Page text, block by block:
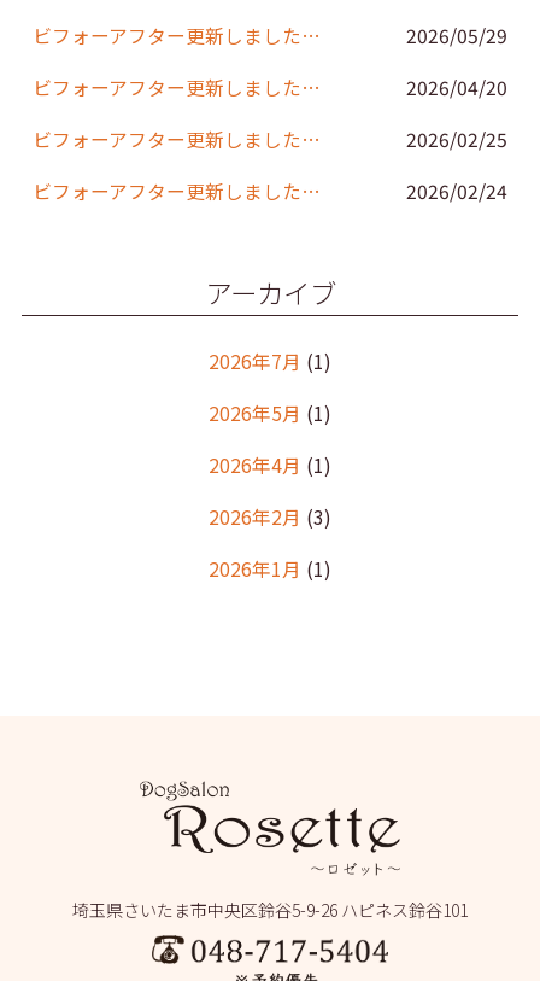
ビフォーアフター更新しました。(151)
2026/05/29
ビフォーアフター更新しました。(150)
2026/04/20
ビフォーアフター更新しました。(149)
2026/02/25
ビフォーアフター更新しました。(148)
2026/02/24
アーカイブ
2026年7月 (1)
2026年5月 (1)
2026年4月 (1)
2026年2月 (3)
2026年1月 (1)
2025年8月(2)
(2)
埼玉県さいたま市中央区鈴谷5-9-26 ハピネス鈴谷101